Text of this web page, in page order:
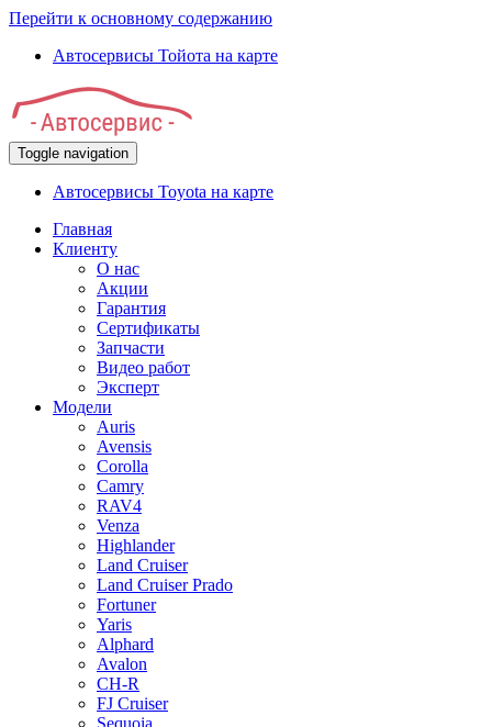
Перейти к основному содержанию
Автосервисы Тойота на карте
Toggle navigation
Автосервисы Toyota на карте
Главная
Клиенту
О нас
Акции
Гарантия
Сертификаты
Запчасти
Видео работ
Эксперт
Модели
Auris
Avensis
Corolla
Camry
RAV4
Venza
Highlander
Land Cruiser
Land Cruiser Prado
Fortuner
Yaris
Alphard
Avalon
CH-R
FJ Cruiser
Sequoia